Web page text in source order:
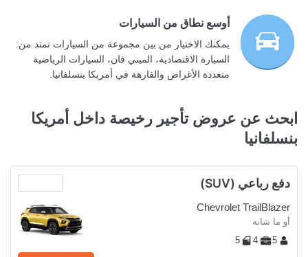
أوسع نطاق من السيارات
يمكنك الاختيار من بين مجموعة من السيارات تمتد من:
السيارة الاقتصادية، الميني فان، السيارات الرياضية
متعددة الأغراض والفارهة في أمريكا بنسلفانيا.
ابحث عن عروض تأجير رخيصة داخل أمريكا
بنسلفانيا
دفع رباعي (SUV)
Chevrolet TrailBlazer
أو ما شابه
5
4
5